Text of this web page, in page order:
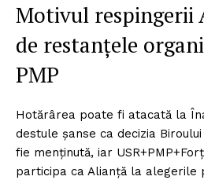
Motivul respingerii
de restanțele
PMP
Hotărârea poate fi atacată la
destule șanse ca decizia
fie menținută, iar
participa ca Alianță la alegerile